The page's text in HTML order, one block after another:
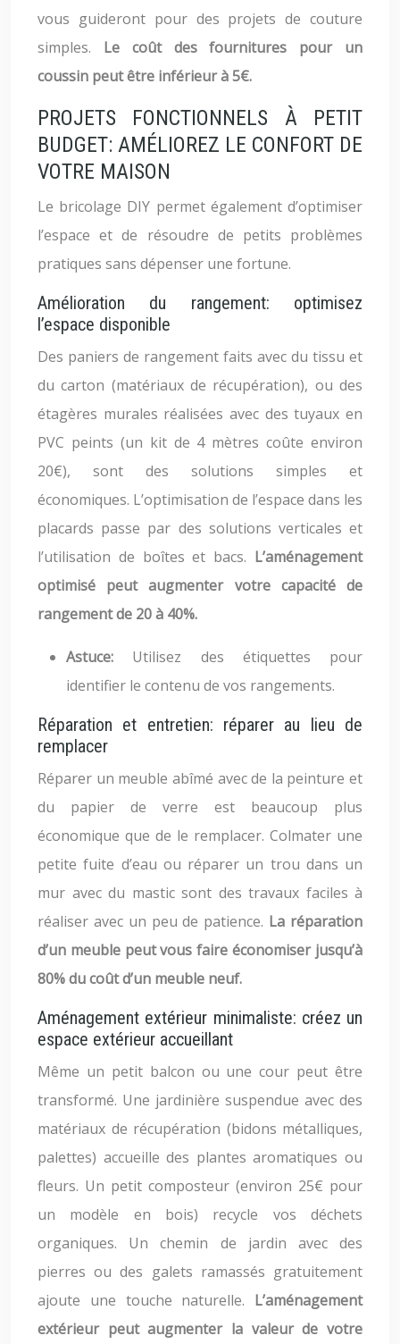
vous guideront pour des projets de couture
simples. Le coût des fournitures pour un
coussin peut être inférieur à 5€.
PROJETS FONCTIONNELS À PETIT
BUDGET: AMÉLIOREZ LE CONFORT DE
VOTRE MAISON
Le bricolage DIY permet également d’optimiser
l’espace et de résoudre de petits problèmes
pratiques sans dépenser une fortune.
Amélioration du rangement: optimisez
l’espace disponible
Des paniers de rangement faits avec du tissu et
du carton (matériaux de récupération), ou des
étagères murales réalisées avec des tuyaux en
PVC peints (un kit de 4 mètres coûte environ
20€), sont des solutions simples et
économiques. L’optimisation de l’espace dans les
placards passe par des solutions verticales et
l’utilisation de boîtes et bacs. L’aménagement
optimisé peut augmenter votre capacité de
rangement de 20 à 40%.
Astuce: Utilisez des étiquettes pour
identifier le contenu de vos rangements.
Réparation et entretien: réparer au lieu de
remplacer
Réparer un meuble abîmé avec de la peinture et
du papier de verre est beaucoup plus
économique que de le remplacer. Colmater une
petite fuite d’eau ou réparer un trou dans un
mur avec du mastic sont des travaux faciles à
réaliser avec un peu de patience. La réparation
d’un meuble peut vous faire économiser jusqu’à
80% du coût d’un meuble neuf.
Aménagement extérieur minimaliste: créez un
espace extérieur accueillant
Même un petit balcon ou une cour peut être
transformé. Une jardinière suspendue avec des
matériaux de récupération (bidons métalliques,
palettes) accueille des plantes aromatiques ou
fleurs. Un petit composteur (environ 25€ pour
un modèle en bois) recycle vos déchets
organiques. Un chemin de jardin avec des
pierres ou des galets ramassés gratuitement
ajoute une touche naturelle. L’aménagement
extérieur peut augmenter la valeur de votre